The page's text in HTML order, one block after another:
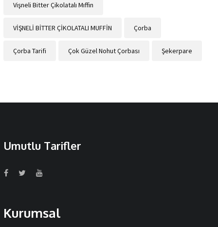
Vişneli Bitter Çikolatalı Mıffin
VİŞNELİ BİTTER ÇİKOLATALI MUFFİN Çorba
Çorba Tarifi Çok Güzel Nohut Çorbası Şekerpare
Umutlu Tarifler
Kurumsal